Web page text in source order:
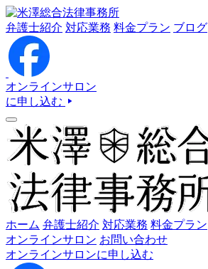
弁護士紹介 対応業務 料金プラン ブログ
オンラインサロン
に申し込む
ホーム 弁護士紹介 対応業務 料金プラン
オンラインサロン お問い合わせ
オンラインサロンに申し込む